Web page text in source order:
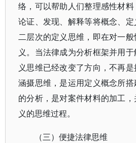
络，可以帮助人们整理感性材料
论证、发现、解释等将概念、
二层次的定义思维，即在对一
义。当法律成为分析框架并用
义思维已经改变了方向，不再
涵摄思维，是运用定义概念所
的分析，是对案件材料的加工
义的思维过程。
（三）便捷法律思维